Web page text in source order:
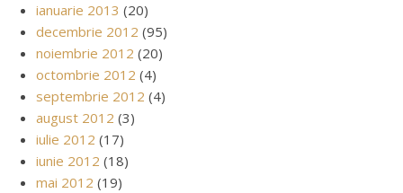
ianuarie 2013 (20)
decembrie 2012 (95)
noiembrie 2012 (20)
octombrie 2012 (4)
septembrie 2012 (4)
august 2012 (3)
iulie 2012 (17)
iunie 2012 (18)
mai 2012 (19)